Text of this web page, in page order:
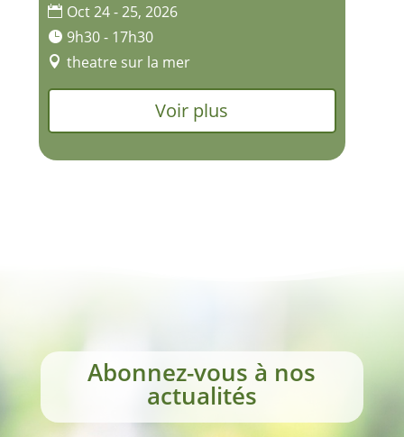
Oct 24 - 25, 2026
9h30 - 17h30
theatre sur la mer
Voir plus
Abonnez-vous à nos
actualités